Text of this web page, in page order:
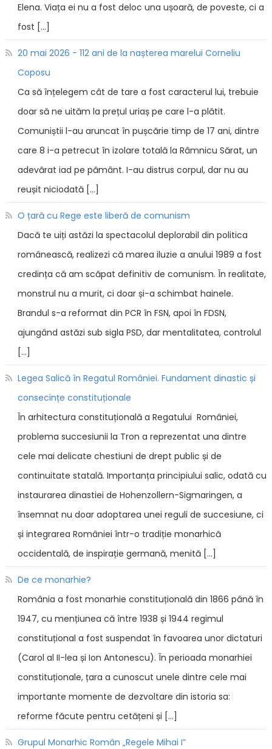
Elena. Viața ei nu a fost deloc una ușoară, de poveste, ci a
fost […]
20 mai 2026 - 112 ani de la nașterea marelui Corneliu
Coposu
Ca să înțelegem cât de tare a fost caracterul lui, trebuie
doar să ne uităm la prețul uriaș pe care l-a plătit.
Comuniștii l-au aruncat în pușcărie timp de 17 ani, dintre
care 8 i-a petrecut în izolare totală la Râmnicu Sărat, un
adevărat iad pe pământ. I-au distrus corpul, dar nu au
reușit niciodată […]
O țară cu Rege este liberă de comunism
Dacă te uiți astăzi la spectacolul deplorabil din politica
românească, realizezi că marea iluzie a anului 1989 a fost
credința că am scăpat definitiv de comunism. În realitate,
monstrul nu a murit, ci doar și-a schimbat hainele.
Brandul s-a reformat din PCR în FSN, apoi în FDSN,
ajungând astăzi sub sigla PSD, dar mentalitatea, controlul
[…]
Legea Salică în Regatul României. Fundament dinastic și
consecințe constituționale
În arhitectura constituțională a Regatului României,
problema succesiunii la Tron a reprezentat una dintre
cele mai delicate chestiuni de drept public și de
continuitate statală. Importanța principiului salic, odată cu
instaurarea dinastiei de Hohenzollern-Sigmaringen, a
însemnat nu doar adoptarea unei reguli de succesiune, ci
și integrarea României într-o tradiție monarhică
occidentală, de inspirație germană, menită […]
De ce monarhie?
România a fost monarhie constituțională din 1866 până în
1947, cu mențiunea că între 1938 și 1944 regimul
constituțional a fost suspendat în favoarea unor dictaturi
(Carol al II-lea și Ion Antonescu). În perioada monarhiei
constituționale, țara a cunoscut unele dintre cele mai
importante momente de dezvoltare din istoria sa:
reforme făcute pentru cetățeni și […]
Grupul Monarhic Român „Regele Mihai I”